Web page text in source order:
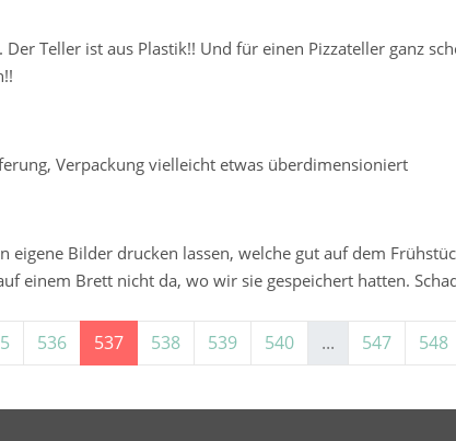
Teller ist aus Plastik!! Und für einen Pizzateller ganz
Verpackung vielleicht etwas überdimensioniert
Bilder drucken lassen, welche gut auf dem
einem Brett nicht da, wo wir sie gespeichert hatten.
536 537 538 539 540 ... 547 548